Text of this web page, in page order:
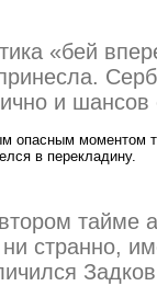
«бей
и шансов
опасным моментом
в перекладину.
тайме
ни странно,